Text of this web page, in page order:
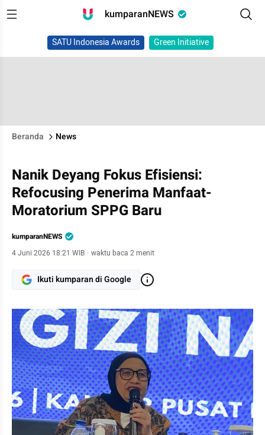
kumparanNEWS
SATU Indonesia Awards Green Initiative
Beranda News
Nanik Deyang Fokus Efisiensi:
Refocusing Penerima Manfaat-
Moratorium SPPG Baru
kumparanNEWS
4 Juni 2026 18:21 WIB · waktu baca 2 menit
Ikuti kumparan di Google